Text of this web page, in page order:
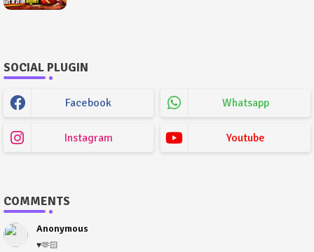
SOCIAL PLUGIN
Facebook Whatsapp
Instagram Youtube
COMMENTS
Anonymous
♥️🫶🏻